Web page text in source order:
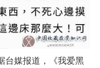
媒报道，《我爱黑